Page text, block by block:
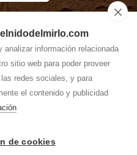
información relacionada
sitio web para poder proveer
redes sociales, y para
el contenido y publicidad
de cookies
rurales en Casarejos